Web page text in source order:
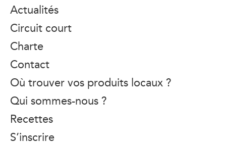
Actualités
Circuit court
Charte
Contact
Où trouver vos produits locaux ?
Qui sommes-nous ?
Recettes
S’inscrire